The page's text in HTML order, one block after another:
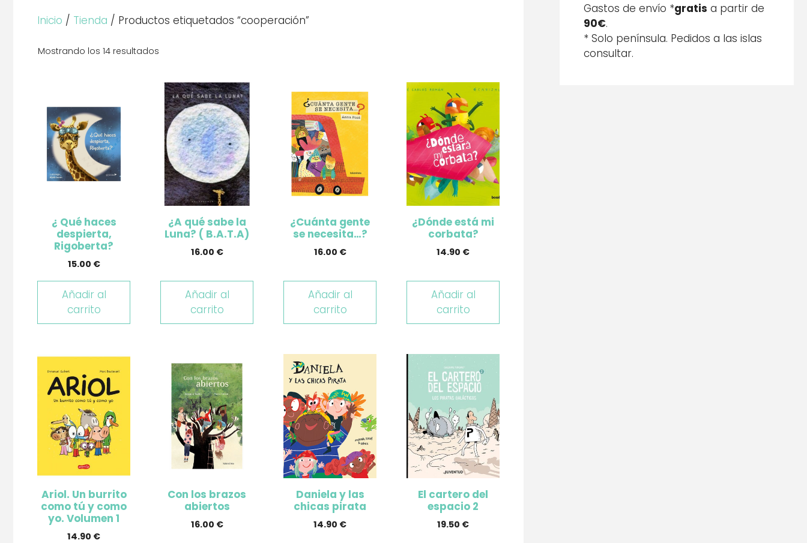
Inicio / Tienda / Productos etiquetados “cooperación”
Mostrando los 14 resultados
¿ Qué haces
despierta,
Rigoberta?
15.00 €
Añadir al
carrito
¿A qué sabe la
Luna? ( B.A.T.A)
16.00 €
Añadir al
carrito
¿Cuánta gente
se necesita…?
16.00 €
Añadir al
carrito
¿Dónde está mi
corbata?
14.90 €
Añadir al
carrito
Ariol. Un burrito
como tú y como
yo. Volumen 1
14.90 €
Con los brazos
abiertos
16.00 €
Daniela y las
chicas pirata
14.90 €
El cartero del
espacio 2
19.50 €
Gastos de envío *gratis a partir de
90€.
* Solo península. Pedidos a las islas
consultar.